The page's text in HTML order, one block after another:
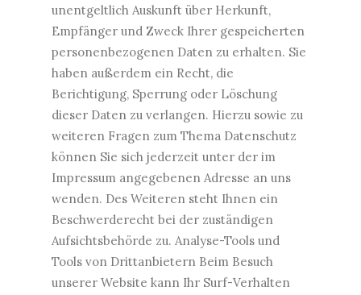
unentgeltlich Auskunft über Herkunft,
Empfänger und Zweck Ihrer gespeicherten
personenbezogenen Daten zu erhalten. Sie
haben außerdem ein Recht, die
Berichtigung, Sperrung oder Löschung
dieser Daten zu verlangen. Hierzu sowie zu
weiteren Fragen zum Thema Datenschutz
können Sie sich jederzeit unter der im
Impressum angegebenen Adresse an uns
wenden. Des Weiteren steht Ihnen ein
Beschwerderecht bei der zuständigen
Aufsichtsbehörde zu. Analyse-Tools und
Tools von Drittanbietern Beim Besuch
unserer Website kann Ihr Surf-Verhalten